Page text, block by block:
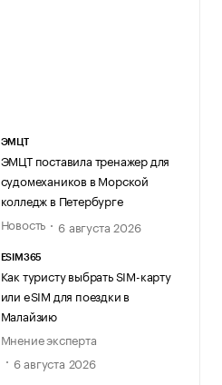
ЭМЦТ
ЭМЦТ поставила тренажер для
судомехаников в Морской
колледж в Петербурге
Новость
6 августа 2026
ESIM365
Как туристу выбрать SIM-карту
или eSIM для поездки в
Малайзию
Мнение эксперта
6 августа 2026